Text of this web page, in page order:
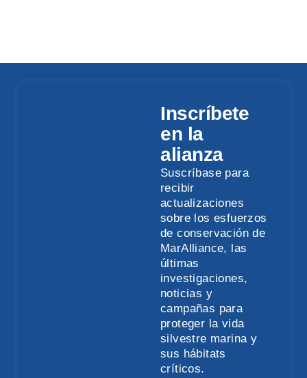
Inscríbete
en la
alianza
Suscríbase para
recibir
actualizaciones
sobre los esfuerzos
de conservación de
MarAlliance, las
últimas
investigaciones,
noticias y
campañas para
proteger la vida
silvestre marina y
sus hábitats
críticos.